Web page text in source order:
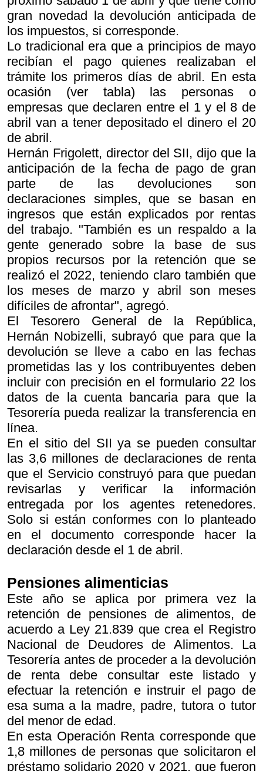
gran novedad la devolución anticipada de
los impuestos, si corresponde.
Lo tradicional era que a principios de mayo
recibían el pago quienes realizaban el
trámite los primeros días de abril. En esta
ocasión (ver tabla) las personas o
empresas que declaren entre el 1 y el 8 de
abril van a tener depositado el dinero el 20
de abril.
Hernán Frigolett, director del SII, dijo que la
anticipación de la fecha de pago de gran
parte de las devoluciones son
declaraciones simples, que se basan en
ingresos que están explicados por rentas
del trabajo. "También es un respaldo a la
gente generado sobre la base de sus
propios recursos por la retención que se
realizó el 2022, teniendo claro también que
los meses de marzo y abril son meses
difíciles de afrontar", agregó.
El Tesorero General de la República,
Hernán Nobizelli, subrayó que para que la
devolución se lleve a cabo en las fechas
prometidas las y los contribuyentes deben
incluir con precisión en el formulario 22 los
datos de la cuenta bancaria para que la
Tesorería pueda realizar la transferencia en
línea.
En el sitio del SII ya se pueden consultar
las 3,6 millones de declaraciones de renta
que el Servicio construyó para que puedan
revisarlas y verificar la información
entregada por los agentes retenedores.
Solo si están conformes con lo planteado
en el documento corresponde hacer la
declaración desde el 1 de abril.
Pensiones alimenticias
Este año se aplica por primera vez la
retención de pensiones de alimentos, de
acuerdo a Ley 21.839 que crea el Registro
Nacional de Deudores de Alimentos. La
Tesorería antes de proceder a la devolución
de renta debe consultar este listado y
efectuar la retención e instruir el pago de
esa suma a la madre, padre, tutora o tutor
del menor de edad.
En esta Operación Renta corresponde que
1,8 millones de personas que solicitaron el
préstamo solidario 2020 y 2021, que fueron